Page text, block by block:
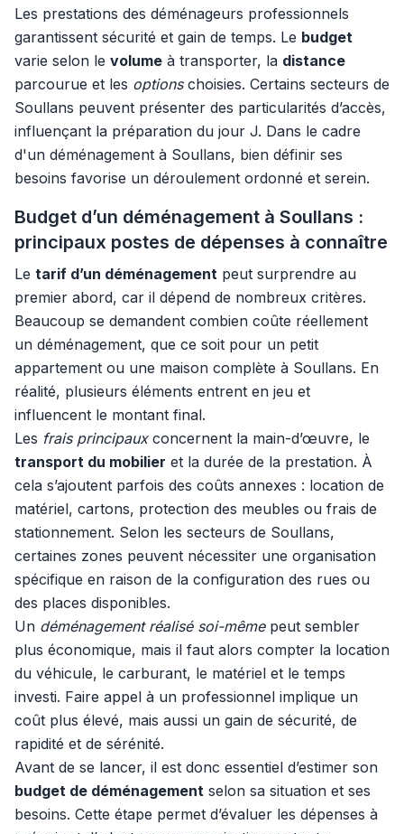
Les prestations des déménageurs professionnels
garantissent sécurité et gain de temps. Le budget
varie selon le volume à transporter, la distance
parcourue et les optionschoisies. Certains secteurs de
Soullans peuvent présenter des particularités d’accès,
influençant la préparation du jour J. Dans le cadre
d'un déménagement à Soullans, bien définir ses
besoins favorise un déroulement ordonné et serein.
Budget d’un déménagement à Soullans :
principaux postes de dépenses à connaître
Le tarif d’un déménagement peut surprendre au
premier abord, car il dépend de nombreux critères.
Beaucoup se demandent combien coûte réellement
un déménagement, que ce soit pour un petit
appartement ou une maison complète à Soullans. En
réalité, plusieurs éléments entrent en jeu et
influencent le montant final.
Les frais principauxconcernent la main-d’œuvre, le
transport du mobilier et la durée de la prestation. À
cela s’ajoutent parfois des coûts annexes : location de
matériel, cartons, protection des meubles ou frais de
stationnement. Selon les secteurs de Soullans,
certaines zones peuvent nécessiter une organisation
spécifique en raison de la configuration des rues ou
des places disponibles.
Un déménagement réalisé soi-mêmepeut sembler
plus économique, mais il faut alors compter la location
du véhicule, le carburant, le matériel et le temps
investi. Faire appel à un professionnel implique un
coût plus élevé, mais aussi un gain de sécurité, de
rapidité et de sérénité.
Avant de se lancer, il est donc essentiel d’estimer son
budget de déménagement selon sa situation et ses
besoins. Cette étape permet d’évaluer les dépenses à